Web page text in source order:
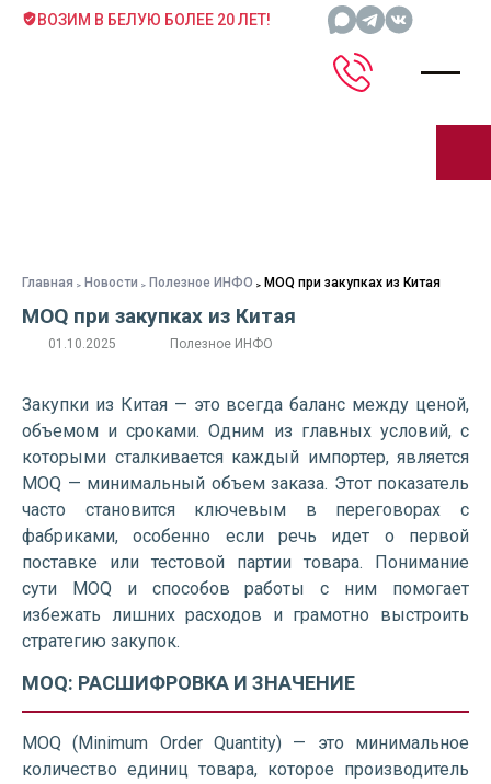
ВОЗИМ В БЕЛУЮ БОЛЕЕ 20 ЛЕТ!
Главная Новости Полезное ИНФО MOQ при закупках из Китая
MOQ при закупках из Китая
01.10.2025 Полезное ИНФО
Закупки из Китая — это всегда баланс между ценой,
объемом и сроками. Одним из главных условий, с
которыми сталкивается каждый импортер, является
MOQ — минимальный объем заказа. Этот показатель
часто становится ключевым в переговорах с
фабриками, особенно если речь идет о первой
поставке или тестовой партии товара. Понимание
сути MOQ и способов работы с ним помогает
избежать лишних расходов и грамотно выстроить
стратегию закупок.
MOQ: РАСШИФРОВКА И ЗНАЧЕНИЕ
MOQ (Minimum Order Quantity) — это минимальное
количество единиц товара, которое производитель